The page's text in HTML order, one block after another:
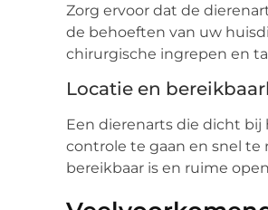
Zorg ervoor dat de
de behoeften van uw
chirurgische ingrepen en
Locatie en
Een dierenarts die dicht
controle te gaan en snel te
bereikbaar is en ruime